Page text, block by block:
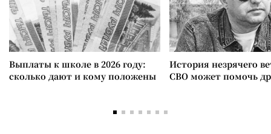
Выплаты к школе в 2026 году:
сколько дают и кому положены
История незрячего
СВО может помочь